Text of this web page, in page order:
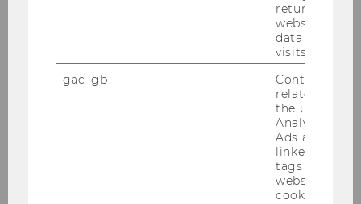
returning
website and
data from
visits.
_gac_gb
Contains
related
the user. If
Analytics and
Ads accounts
linked, the
tags on the
website read
cookie.